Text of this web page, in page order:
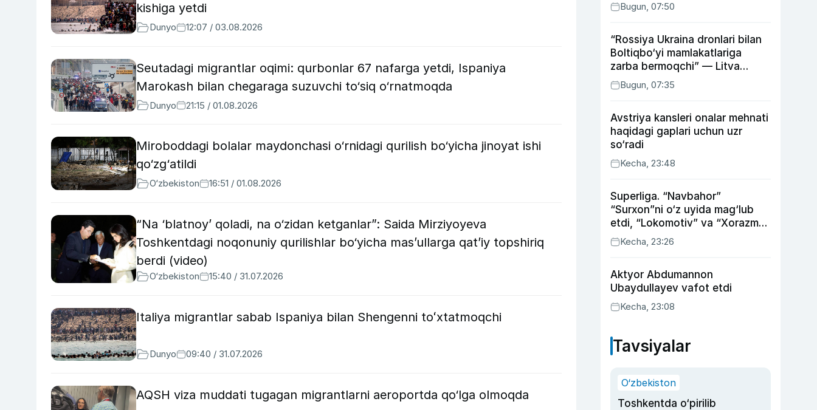
kishiga yetdi
Dunyo 12:07 / 03.08.2026
Seutadagi migrantlar oqimi: qurbonlar 67 nafarga yetdi, Ispaniya
Marokash bilan chegaraga suzuvchi to‘siq o‘rnatmoqda
Dunyo 21:15 / 01.08.2026
Miroboddagi bolalar maydonchasi o‘rnidagi qurilish bo‘yicha jinoyat ishi
qo‘zg‘atildi
O‘zbekiston 16:51 / 01.08.2026
“Na ‘blatnoy’ qoladi, na o‘zidan ketganlar”: Saida Mirziyoyeva
Toshkentdagi noqonuniy qurilishlar bo‘yicha mas’ullarga qat’iy topshiriq
berdi (video)
O‘zbekiston 15:40 / 31.07.2026
Italiya migrantlar sabab Ispaniya bilan Shengenni toʻxtatmoqchi
Dunyo 09:40 / 31.07.2026
AQSH viza muddati tugagan migrantlarni aeroportda qo‘lga olmoqda
Bugun, 07:50
“Rossiya Ukraina dronlari bilan
Boltiqbo‘yi mamlakatlariga
zarba bermoqchi” — Litva
mudofaa vaziri
Bugun, 07:35
Avstriya kansleri onalar mehnati
haqidagi gaplari uchun uzr
so‘radi
Kecha, 23:48
Superliga. “Navbahor”
“Surxon”ni o‘z uyida mag‘lub
etdi, “Lokomotiv” va “Xorazm”
uyda g‘alaba qozondi
Kecha, 23:26
Aktyor Abdu­mannon
Ubaydullayev vafot etdi
Kecha, 23:08
Tavsiyalar
O‘zbekiston
Toshkentda o‘pirilib